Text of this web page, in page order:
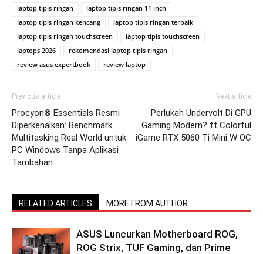
laptop tipis ringan
laptop tipis ringan 11 inch
laptop tipis ringan kencang
laptop tipis ringan terbaik
laptop tipis ringan touchscreen
laptop tipis touchscreen
laptops 2026
rekomendasi laptop tipis ringan
review asus expertbook
review laptop
Previous article
Procyon® Essentials Resmi
Diperkenalkan: Benchmark
Multitasking Real World untuk
PC Windows Tanpa Aplikasi
Tambahan
Next article
Perlukah Undervolt Di GPU
Gaming Modern? ft Colorful
iGame RTX 5060 Ti Mini W OC
RELATED ARTICLES MORE FROM AUTHOR
ASUS Luncurkan Motherboard ROG,
ROG Strix, TUF Gaming, dan Prime